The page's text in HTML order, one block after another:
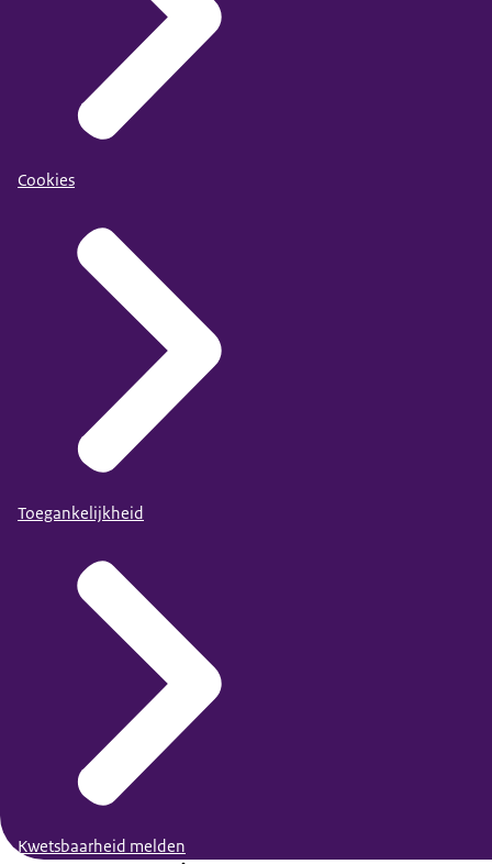
Cookies
Toegankelijkheid
Kwetsbaarheid melden